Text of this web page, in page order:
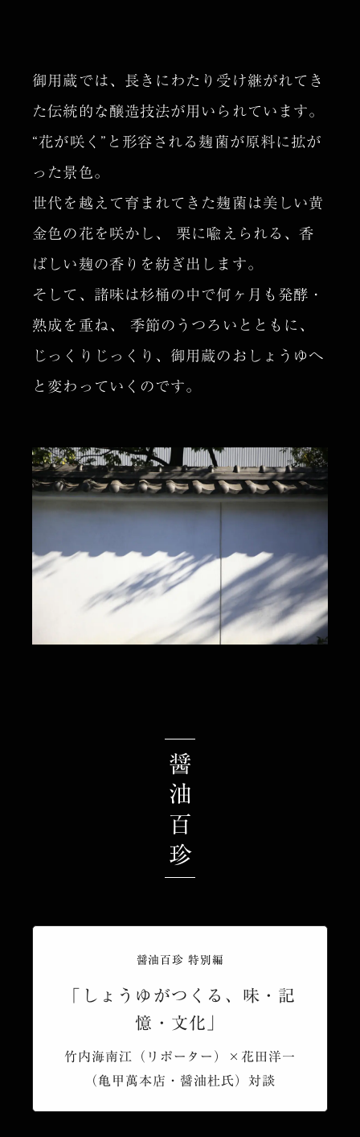
御用蔵では、長きにわたり受け継がれてき
た伝統的な醸造技法が用いられています。
“花が咲く”と形容される麹菌が原料に拡が
った景色。
世代を越えて育まれてきた麹菌は美しい黄
金色の花を咲かし、 栗に喩えられる、香
ばしい麹の香りを紡ぎ出します。
そして、諸味は杉桶の中で何ヶ月も発酵・
熟成を重ね、 季節のうつろいとともに、
じっくりじっくり、御用蔵のおしょうゆへ
と変わっていくのです。
醤油百珍
醤油百珍 特別編
「しょうゆがつくる、味・記
憶・文化」
竹内海南江（リポーター）×花田洋一
（亀甲萬本店・醤油杜氏）対談